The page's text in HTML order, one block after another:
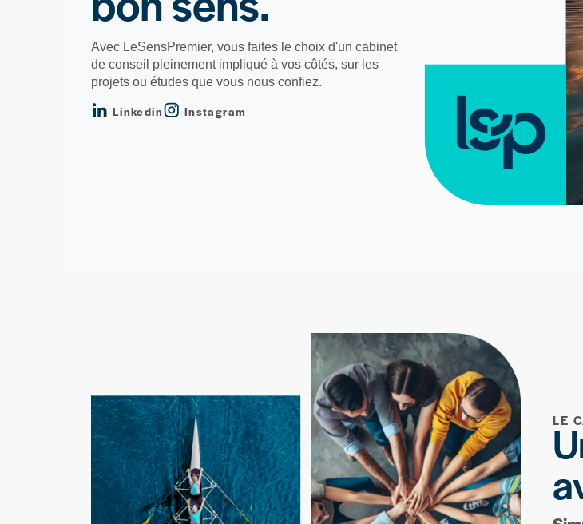
bon sens.
Avec LeSensPremier, vous faites le choix d'un cabinet
de conseil pleinement impliqué à vos côtés, sur les
projets ou études que vous nous confiez.
Linkedin Instagram
LE